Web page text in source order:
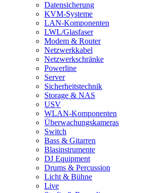
Datensicherung
KVM-Systeme
LAN-Komponenten
LWL/Glasfaser
Modem & Router
Netzwerkkabel
Netzwerkschränke
Powerline
Server
Sicherheitstechnik
Storage & NAS
USV
WLAN-Komponenten
Überwachungskameras
Switch
Bass & Gitarren
Blasinstrumente
DJ Equipment
Drums & Percussion
Licht & Bühne
Live